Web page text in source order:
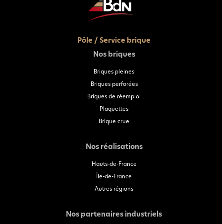
Pôle / Service brique
Nos briques
Briques pleines
Briques perforées
Briques de réemploi
Plaquettes
Brique crue
Nos réalisations
Hauts-de-France
Île-de-France
Autres régions
Nos partenaires industriels